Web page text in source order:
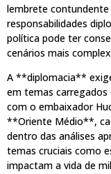
lembrete contundente
responsabilidades
política pode ter
cenários mais
A **diplomacia**
em temas carregados
com o embaixador
**Oriente Médio**,
dentro das análises
temas cruciais como
impactam a vida de